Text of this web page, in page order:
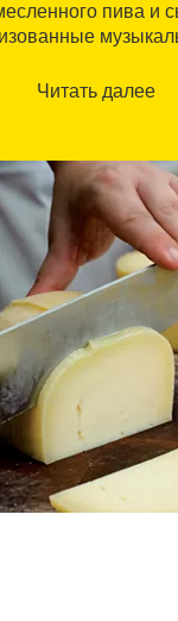
пива и
столами на
Читать далее